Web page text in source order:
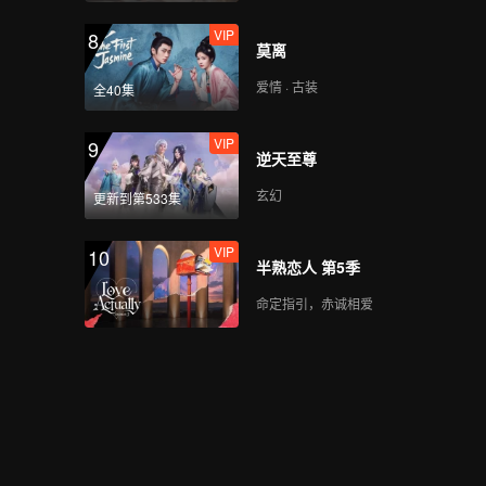
8
全40集
VIP
莫离
爱情 · 古装
9
更新到第533集
VIP
逆天至尊
玄幻
10 VIP
半熟恋人 第5季
命定指引，赤诚相爱